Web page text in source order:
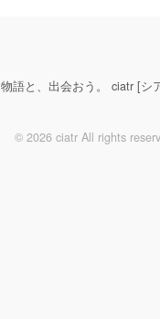
物語と、出会おう。 ciatr [シ
© 2026 ciatr All rights